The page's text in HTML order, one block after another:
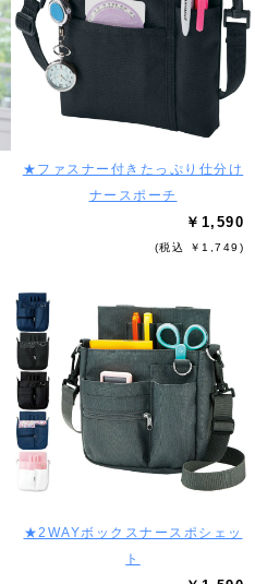
★ファスナー付きたっぷり仕分け
ナースポーチ
￥1,590
(税込 ￥1,749)
★2WAYボックスナースポシェッ
ト